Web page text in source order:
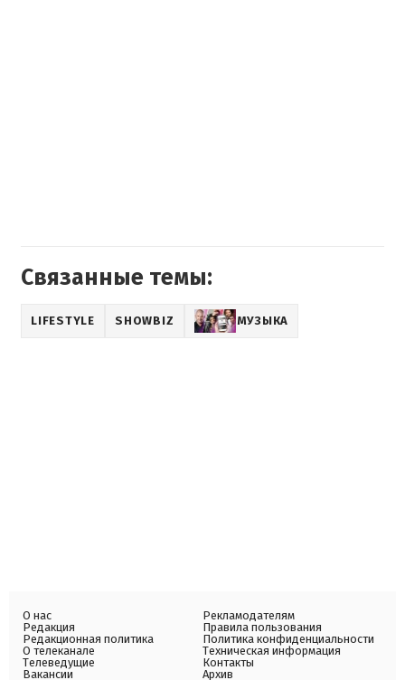
Связанные темы:
LIFESTYLE SHOWBIZ МУЗЫКА
О нас
Редакция
Редакционная политика
О телеканале
Телеведущие
Вакансии
Рекламодателям
Правила пользования
Политика конфиденциальности
Техническая информация
Контакты
Архив